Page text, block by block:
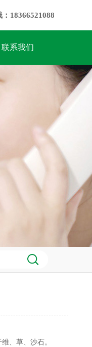
18366521088
联系我们
、草、沙石。